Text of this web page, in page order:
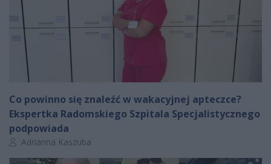
Co powinno się znaleźć w wakacyjnej apteczce?
Ekspertka Radomskiego Szpitala Specjalistycznego
podpowiada
Autor artykułu:
Adrianna Kaszuba